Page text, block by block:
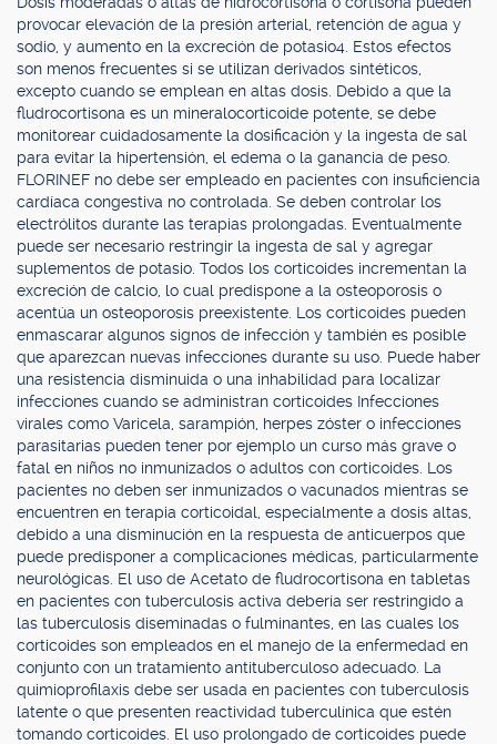
provocar elevación de la presión arterial, retención de agua y
sodio, y aumento en la excreción de potasio4. Estos efectos
son menos frecuentes si se utilizan derivados sintéticos,
excepto cuando se emplean en altas dosis. Debido a que la
fludrocortisona es un mineralocorticoide potente, se debe
monitorear cuidadosamente la dosificación y la ingesta de sal
para evitar la hipertensión, el edema o la ganancia de peso.
FLORINEF no debe ser empleado en pacientes con insuficiencia
cardíaca congestiva no controlada. Se deben controlar los
electrólitos durante las terapias prolongadas. Eventualmente
puede ser necesario restringir la ingesta de sal y agregar
suplementos de potasio. Todos los corticoides incrementan la
excreción de calcio, lo cual predispone a la osteoporosis o
acentúa un osteoporosis preexistente. Los corticoides pueden
enmascarar algunos signos de infección y también es posible
que aparezcan nuevas infecciones durante su uso. Puede haber
una resistencia disminuida o una inhabilidad para localizar
infecciones cuando se administran corticoides Infecciones
virales como Varicela, sarampión, herpes zóster o infecciones
parasitarias pueden tener por ejemplo un curso más grave o
fatal en niños no inmunizados o adultos con corticoides. Los
pacientes no deben ser inmunizados o vacunados mientras se
encuentren en terapia corticoidal, especialmente a dosis altas,
debido a una disminución en la respuesta de anticuerpos que
puede predisponer a complicaciones médicas, particularmente
neurológicas. El uso de Acetato de fludrocortisona en tabletas
en pacientes con tuberculosis activa debería ser restringido a
las tuberculosis diseminadas o fulminantes, en las cuales los
corticoides son empleados en el manejo de la enfermedad en
conjunto con un tratamiento antituberculoso adecuado. La
quimioprofilaxis debe ser usada en pacientes con tuberculosis
latente o que presenten reactividad tuberculínica que estén
tomando corticoides. El uso prolongado de corticoides puede